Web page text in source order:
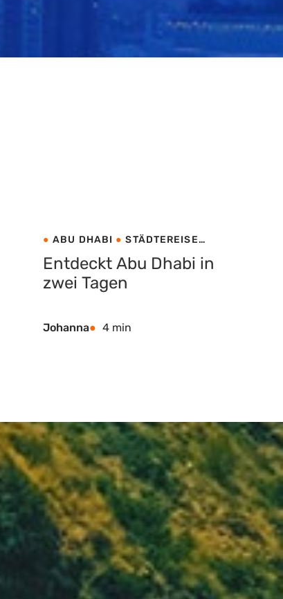
ABU DHABI
STÄDTEREISE
EMIRATE
Entdeckt Abu Dhabi in
zwei Tagen
Johanna 4 min